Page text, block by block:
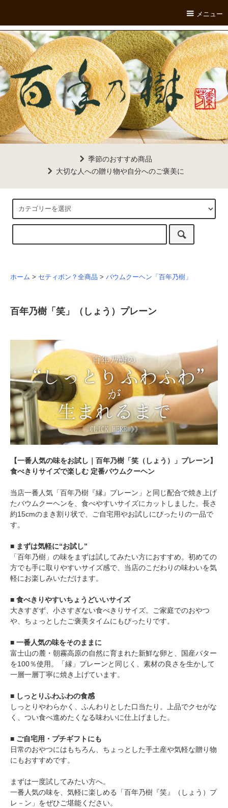
メニュー
季節のおすすめ商品
大切な人への贈り物や自分へのご褒美に
ホーム > セティボン？全商品 > バウムクーヘン「百年乃樹」
百年乃樹「笑」（しょう）プレーン
【一番人気の味をお試し｜百年乃樹「笑（しょう）」プレーン】
食べきりサイズで楽しむ 定番バウムクーヘン
当店一番人気「百年乃樹『縁』プレーン」と同じ配合で焼き上げ
たバウムクーヘンを、食べやすいサイズにカットしました。長さ
約15cmのまき割り状で、ご自宅用やお試しにぴったりの一品で
す。
■ まずは気軽に“お試し”
「百年乃樹」の味をまずは試してみたい方におすすめ。初めての
方でも手に取りやすいサイズ感で、当店のこだわりの味わいを気
軽にお楽しみいただけます。
■ 食べきりやすいちょうどいいサイズ
大きすぎず、小さすぎない食べきりサイズ。ご家庭でのおやつ
や、ちょっとしたご褒美タイムにもぴったりです。
■ 一番人気の味をそのままに
富士山の麓・朝霧高原の自然に育まれた新鮮な卵と、国産バター
を100％使用。「縁」プレーンと同じく、素材の良さを生かして
一層一層丁寧に焼き上げています。
■ しっとりふわふわの食感
しっとりやわらかく、ふんわりとした口当たり。上品でクセがな
く、つい食べ進めたくなる味わいに仕上げました。
■ ご自宅用・プチギフトにも
日常のおやつにはもちろん、ちょっとした手土産や気軽な贈り物
にもおすすめです。
まずは一度試してみたい方へ。
一番人気の味を、気軽に楽しめる「百年乃樹『笑』（しょう）プ
レ－ン」をぜひご堪能ください。